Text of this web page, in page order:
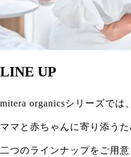
LINE UP
mitera organicsシリーズでは、
ママと赤ちゃんに寄り添うた
二つのラインナップをご用意